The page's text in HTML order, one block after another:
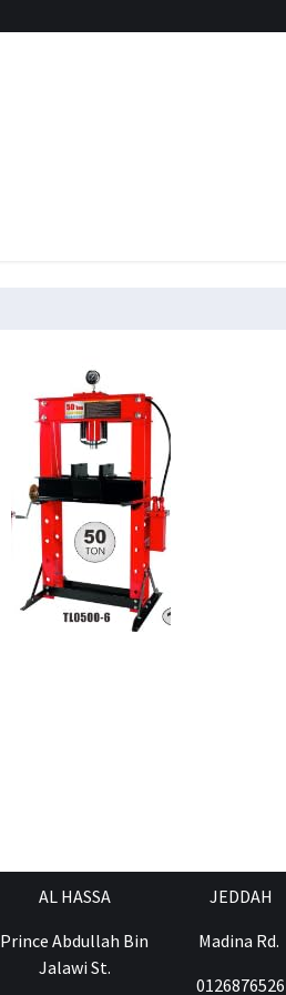
AL HASSA
Prince Abdullah Bin
Jalawi St.
JEDDAH
Madina Rd.
0126876526